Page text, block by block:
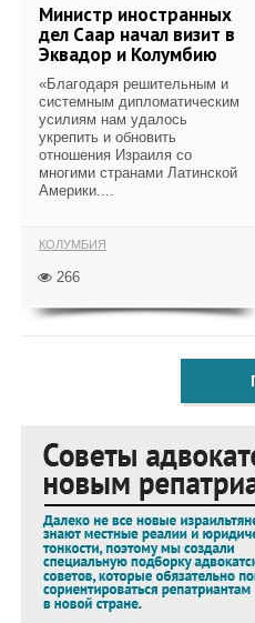
Министр иностранных
дел Саар начал визит в
Эквадор и Колумбию
«Благодаря решительным и
системным дипломатическим
усилиям нам удалось
укрепить и обновить
отношения Израиля со
многими странами Латинской
Америки....
КОЛУМБИЯ
266